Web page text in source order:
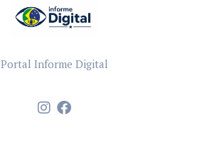
Portal Informe Digital